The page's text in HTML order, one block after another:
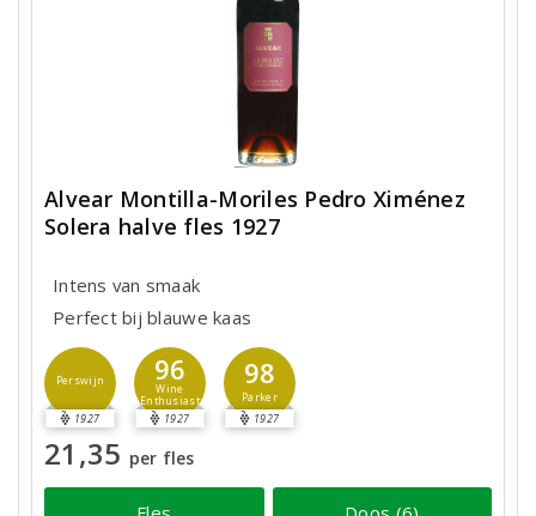
Alvear Montilla-Moriles Pedro Ximénez
Solera halve fles 1927
Intens van smaak
Perfect bij blauwe kaas
Perswijn
1927
96
Wine
Enthusiast
1927
98
Parker
1927
21,35 per fles